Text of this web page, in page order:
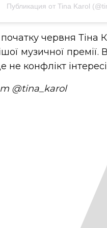
Публикация от Tina Karol
червня Тіна
музичної премії.
не конфлікт
@tina_karol